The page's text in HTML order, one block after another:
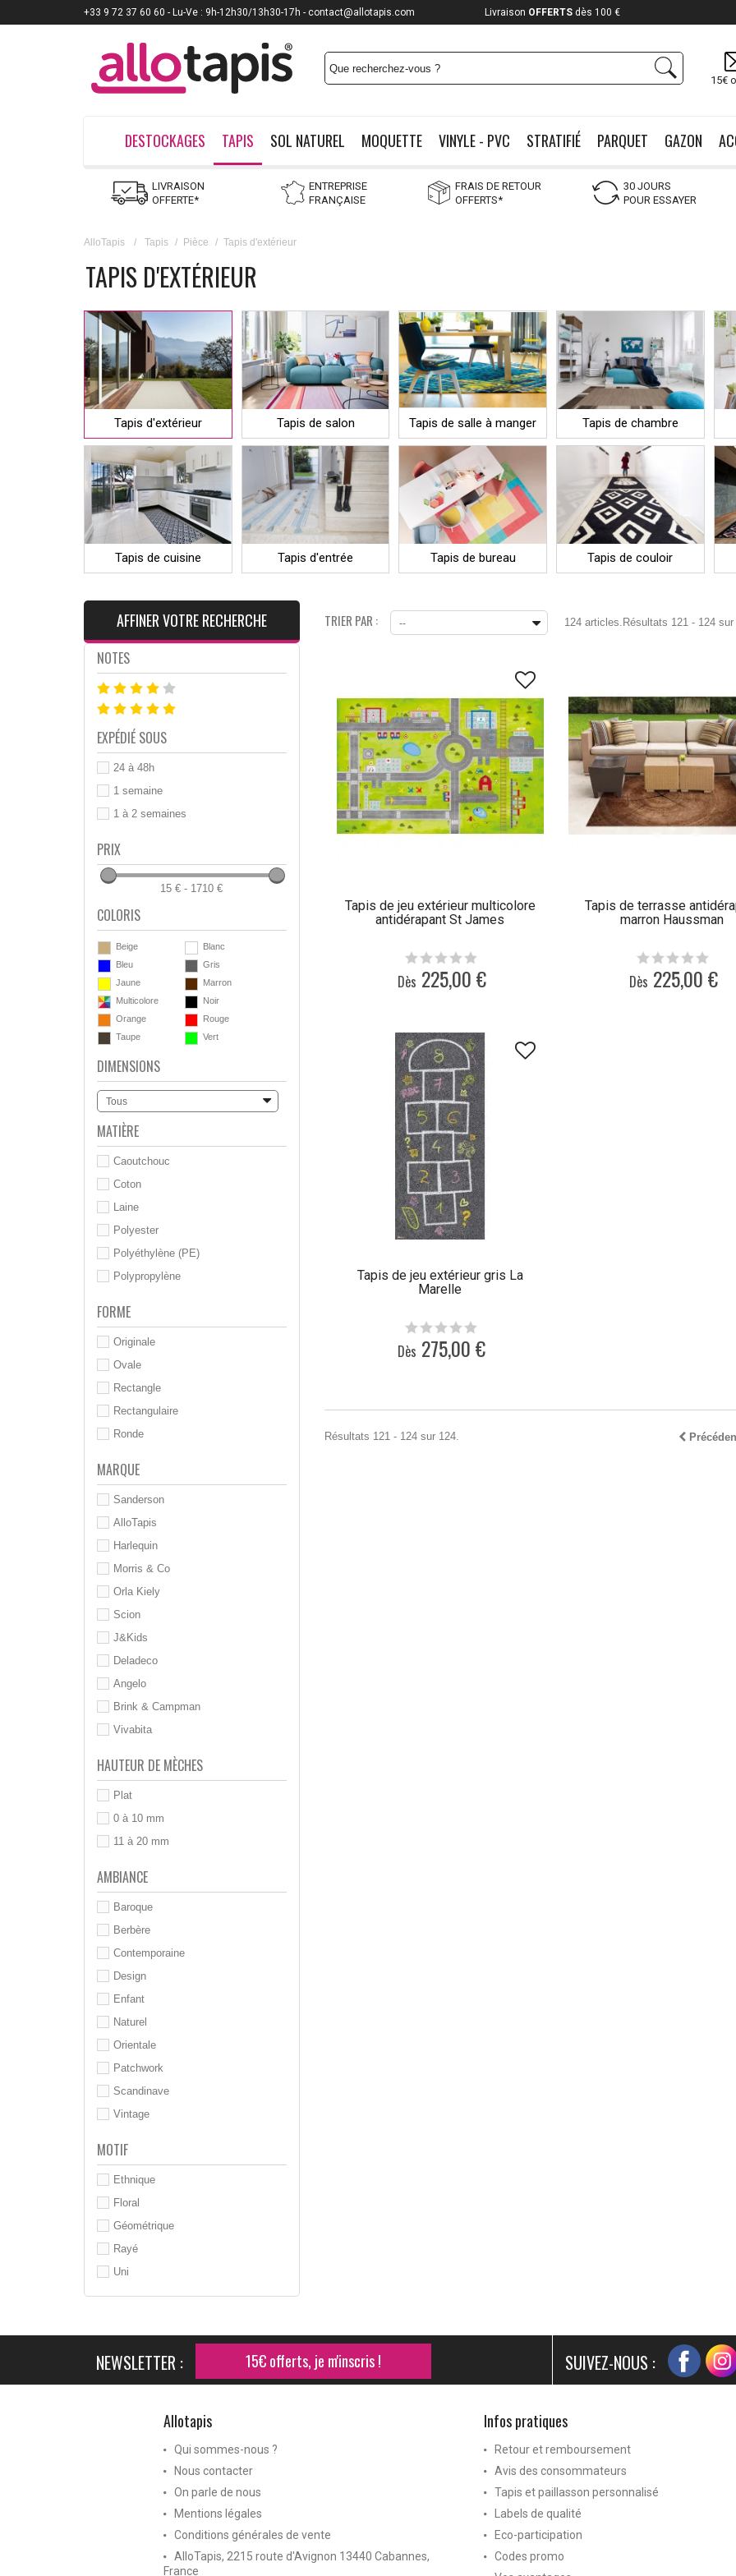
15€
DESTOCKAGES TAPIS SOL NATUREL MOQUETTE VINYLE - PVC STRATIFIÉ PARQUET GAZON
LIVRAISON
OFFERTE*
ENTREPRISE
FRANÇAISE
FRAIS DE RETOUR
OFFERTS*
30 JOURS
POUR ESSAYER
AlloTapis / Tapis / Pièce / Tapis d'extérieur
TAPIS D'EXTÉRIEUR
Tapis d'extérieur Tapis de salon Tapis de salle à manger Tapis de chambre
Tapis de cuisine Tapis d'entrée Tapis de bureau Tapis de couloir
AFFINER VOTRE RECHERCHE
NOTES
EXPÉDIÉ SOUS
24 à 48h
1 semaine
1 à 2 semaines
PRIX
15 € - 1710 €
COLORIS
Beige
Blanc
Bleu
Gris
Jaune
Marron
Multicolore
Noir
Orange
Rouge
Taupe
Vert
DIMENSIONS
Tous
MATIÈRE
Caoutchouc
Coton
Laine
Polyester
Polyéthylène (PE)
Polypropylène
FORME
Originale
Ovale
Rectangle
Rectangulaire
Ronde
MARQUE
Sanderson
AlloTapis
Harlequin
Morris & Co
Orla Kiely
Scion
J&Kids
Deladeco
Angelo
Brink & Campman
Vivabita
HAUTEUR DE MÈCHES
Plat
0 à 10 mm
11 à 20 mm
AMBIANCE
Baroque
Berbère
Contemporaine
Design
Enfant
Naturel
Orientale
Patchwork
Scandinave
Vintage
MOTIF
Ethnique
Floral
Géométrique
Rayé
Uni
TRIER PAR : -- 124 articles. Résultats 121 - 124 sur
Tapis de jeu extérieur multicolore
antidérapant St James
Dès 225,00 €
Tapis de terrasse
marron Haussman
Dès 225,00 €
Tapis de jeu extérieur gris La
Marelle
Dès 275,00 €
Résultats 121 - 124 sur 124.
NEWSLETTER : 15€ offerts, je m'inscris ! SUIVEZ-NOUS :
+33 9 72 37 60 60 - Lu-Ve : 9h-12h30/13h30-17h - contact@allotapis.com
Payez jusqu'à12x Livraison OFFERTSdès 100 €
Allotapis
Qui sommes-nous ?
Nous contacter
On parle de nous
Mentions légales
Conditions générales de vente
AlloTapis, 2215 route d'Avignon 13440 Cabannes,
France
Infos pratiques
Retour et remboursement
Avis des consommateurs
Tapis et paillasson personnalisé
Labels de qualité
Eco-participation
Codes promo